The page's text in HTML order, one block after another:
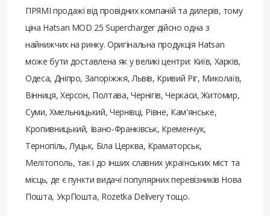
ПРЯМІ продажі від провідних компаній та дилерів, тому
ціна Hatsan MOD 25 Supercharger дійсно одна з
найнижчих на ринку. Оригінальна продукція Hatsan
може бути доставлена ​​як у великі центри: Київ, Харків,
Одеса, Дніпро, Запоріжжя, Львів, Кривий Ріг, Миколаїв,
Вінниця, Херсон, Полтава, Чернігів, Черкаси, Житомир,
Суми, Хмельницький, Чернівці, Рівне, Кам'янське,
Кропивницький, Івано-Франківськ, Кременчук,
Тернопіль, Луцьк, Біла Церква, Краматорськ,
Мелітополь, так і до інших славних українських міст та
місць, де є пункти видачі популярних перевізників Нова
Пошта, УкрПошта, Rozetka Delivery тощо.